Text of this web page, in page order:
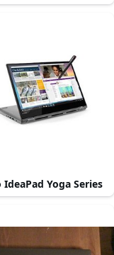
IdeaPad Yoga Series